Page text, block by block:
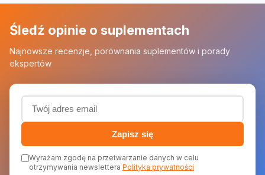
Śledź opinie o suplementach
Najnowsze recenzje, porównania suplementów i porady
ekspertów
Adres email (wymagany)
Zapisz się
Wyrażam zgodę na przetwarzanie danych w celu
otrzymywania newslettera Polityka prywatności